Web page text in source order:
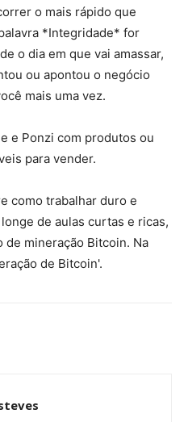
o mais rápido que
*Integridade* for
o dia em que vai amassar,
ou apontou o negócio
mais uma vez.
e Ponzi com produtos ou
para vender.
como trabalhar duro e
de aulas curtas e ricas,
de mineração Bitcoin. Na
de Bitcoin'.